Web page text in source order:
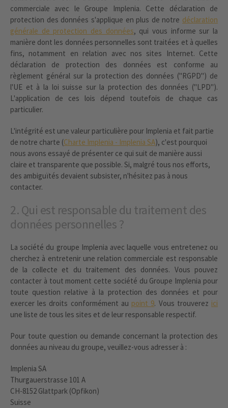
commerciale avec le Groupe Implenia. Cette déclaration de
protection des données s'applique en plus de notre déclaration
générale de protection des données, qui vous informe sur la
manière dont les données personnelles sont traitées et à quelles
fins, notamment en relation avec nos sites Internet. Cette
déclaration de protection des données est conforme au
règlement général sur la protection des données ("RGPD") de
l'UE et à la loi suisse sur la protection des données ("LPD").
L'application de ces lois dépend toutefois de chaque cas
particulier.
L'intégrité est une valeur particulière pour Implenia et fait partie
de notre charte (Charte Implenia - Implenia SA), c'est pourquoi
nous avons essayé de présenter ce qui suit de manière aussi
claire et transparente que possible. Si, malgré tous nos efforts,
des ambiguïtés devaient subsister, n'hésitez pas à nous
contacter.
2. Qui est responsable du traitement des
données personnelles ?
La société du groupe Implenia avec laquelle vous entretenez ou
cherchez à entretenir une relation commerciale est responsable
de la collecte et du traitement des données. Vous pouvez
contacter à tout moment cette société du Groupe Implenia pour
toute question relative à la protection des données et pour
exercer les droits conformément au point 9. Vous trouverez ici
une liste de tous les sites et de leur responsable respectif.
Pour toute question ou demande concernant la protection des
données au niveau du groupe, veuillez-vous adresser à :
Implenia SA
Thurgauerstrasse 101 A
CH-8152 Glattpark (Opfikon)
Suisse